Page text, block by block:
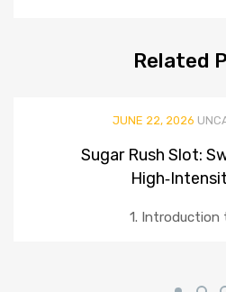
Related
JUNE 22, 2026
Sugar Rush Slot:
1. Introduction